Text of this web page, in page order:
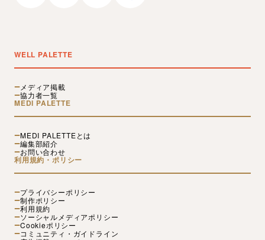
WELL PALETTE
メディア掲載
協力者一覧
MEDI PALETTE
MEDI PALETTEとは
編集部紹介
お問い合わせ
利用規約・ポリシー
プライバシーポリシー
制作ポリシー
利用規約
ソーシャルメディアポリシー
Cookieポリシー
コミュニティ・ガイドライン